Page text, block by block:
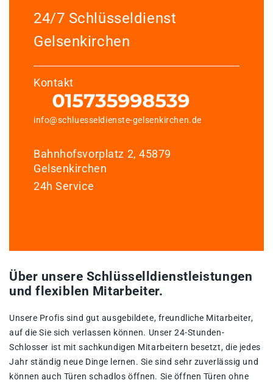
24/7 Schlüsseldienst
Gelsenkirchen
Kontakt
info@schluesseldienste-gelsenkirchen.de
Bahnhofsvorplatz 2, 45879
Gelsenkirchen
24h Service
Über unsere Schlüsselldienstleistungen
und flexiblen Mitarbeiter.
Unsere Profis sind gut ausgebildete, freundliche Mitarbeiter,
auf die Sie sich verlassen können. Unser 24-Stunden-
Schlosser ist mit sachkundigen Mitarbeitern besetzt, die jedes
Jahr ständig neue Dinge lernen. Sie sind sehr zuverlässig und
können auch Türen schadlos öffnen. Sie öffnen Türen ohne